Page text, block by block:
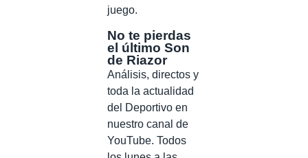
juego.
No te pierdas
el último Son
de Riazor
Análisis, directos y
toda la actualidad
del Deportivo en
nuestro canal de
YouTube. Todos